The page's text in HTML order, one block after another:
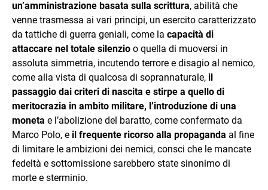
un’amministrazione basata sulla scrittura, abilità che
venne trasmessa ai vari principi, un esercito caratterizzato
da tattiche di guerra geniali, come la capacità di
attaccare nel totale silenzio o quella di muoversi in
assoluta simmetria, incutendo terrore e disagio al nemico,
come alla vista di qualcosa di soprannaturale, il
passaggio dai criteri di nascita e stirpe a quello di
meritocrazia in ambito militare, l’introduzione di una
moneta e l’abolizione del baratto, come confermato da
Marco Polo, e il frequente ricorso alla propaganda al fine
di limitare le ambizioni dei nemici, consci che le mancate
fedeltà e sottomissione sarebbero state sinonimo di
morte e sterminio.